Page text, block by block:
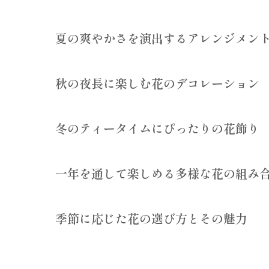
夏の爽やかさを演出するアレンジメン
秋の夜長に楽しむ花のデコレーション
冬のティータイムにぴったりの花飾り
一年を通して楽しめる多様な花の組み
季節に応じた花の選び方とその魅力